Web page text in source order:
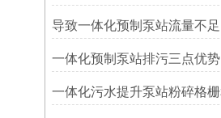
一体化预制泵站排污三点优势